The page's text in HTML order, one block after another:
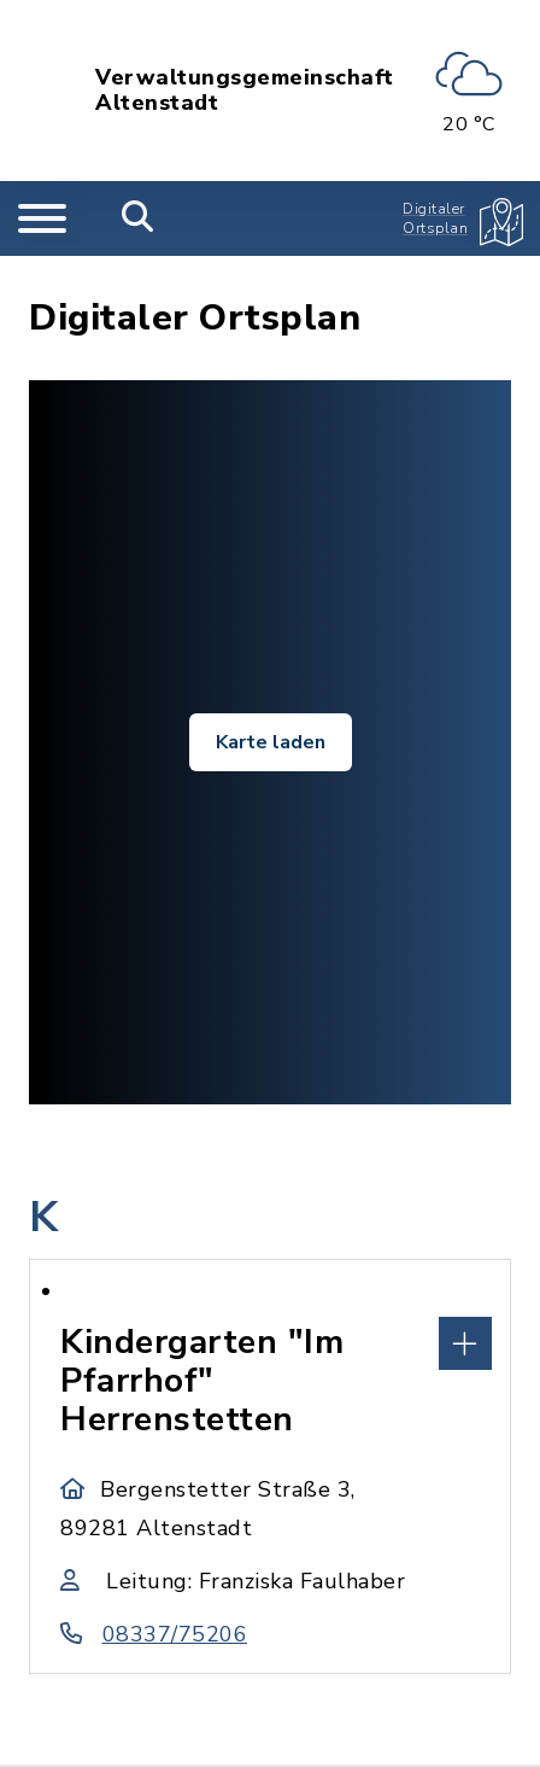
Verwaltungsgemeinschaft
Altenstadt
20 °C
Digitaler
Ortsplan
Digitaler Ortsplan
Karte laden
K
Kindergarten "Im
Pfarrhof"
Herrenstetten
Bergenstetter Straße 3,
89281 Altenstadt
Leitung: Franziska Faulhaber
08337/75206